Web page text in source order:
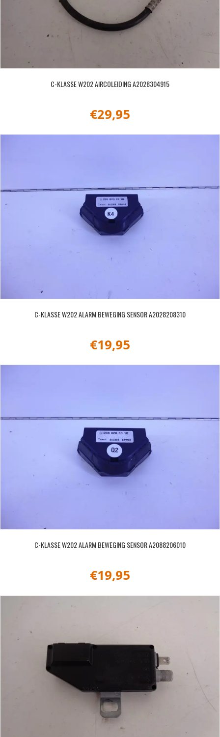
C-KLASSE W202 AIRCOLEIDING A2028304915
€29,95
C-KLASSE W202 ALARM BEWEGING SENSOR A2028208310
€19,95
C-KLASSE W202 ALARM BEWEGING SENSOR A2088206010
€19,95